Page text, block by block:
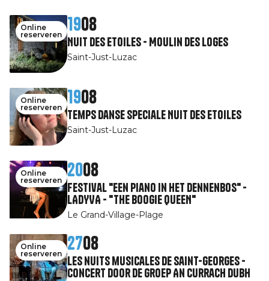
Online
reserveren
1908
Nuit des Etoiles - Moulin des Loges
Saint-Just-Luzac
Online
reserveren
1908
Temps Danse speciale Nuit des Etoiles
Saint-Just-Luzac
Online
reserveren
2008
Festival "Een piano in het dennenbos" -
LADYVA - "THE BOOGIE QUEEN"
Le Grand-Village-Plage
Online
reserveren
2708
Les nuits musicales de Saint-Georges -
Concert door de groep An Currach Dubh